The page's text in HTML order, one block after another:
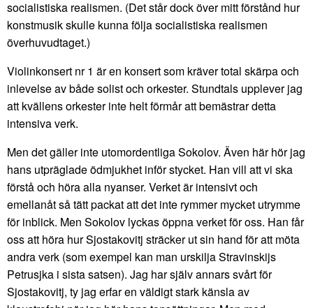
socialistiska realismen. (Det står dock över mitt förstånd hur
konstmusik skulle kunna följa socialistiska realismen
överhuvudtaget.)
Violinkonsert nr 1 är en konsert som kräver total skärpa och
inlevelse av både solist och orkester. Stundtals upplever jag
att kvällens orkester inte helt förmår att bemästrar detta
intensiva verk.
Men det gäller inte utomordentliga Sokolov. Även här hör jag
hans utpräglade ödmjukhet inför stycket. Han vill att vi ska
förstå och höra alla nyanser. Verket är intensivt och
emellanåt så tätt packat att det inte rymmer mycket utrymme
för inblick. Men Sokolov lyckas öppna verket för oss. Han får
oss att höra hur Sjostakovitj sträcker ut sin hand för att möta
andra verk (som exempel kan man urskilja Stravinskijs
Petrusjka i sista satsen). Jag har själv annars svårt för
Sjostakovitj, ty jag erfar en väldigt stark känsla av